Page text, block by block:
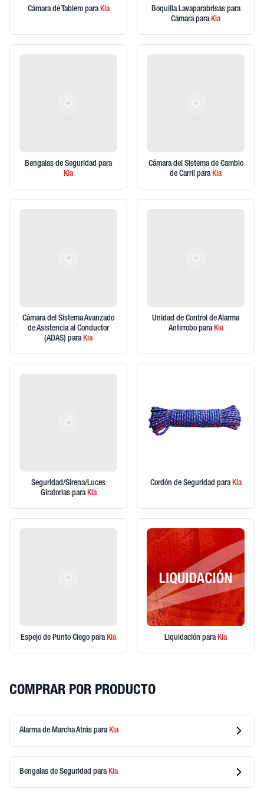
Cámara de Tablero paraKia
Boquilla Lavaparabrisas para
Cámara paraKia
Bengalas de Seguridad para
Kia
Cámara del Sistema de Cambio
de Carril paraKia
Cámara del Sistema Avanzado
de Asistencia al Conductor
(ADAS) paraKia
Unidad de Control de Alarma
Antirrobo paraKia
Seguridad/Sirena/Luces
Giratorias paraKia
Cordón de Seguridad paraKia
Espejo de Punto Ciego paraKia Liquidación paraKia
COMPRAR POR PRODUCTO
Alarma de Marcha Atrás para Kia
Bengalas de Seguridad para Kia